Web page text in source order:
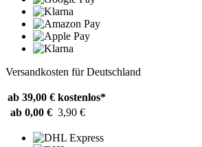
Versandkosten für Deutschland
ab 39,00 € kostenlos*
ab 0,00 € 3,90 €